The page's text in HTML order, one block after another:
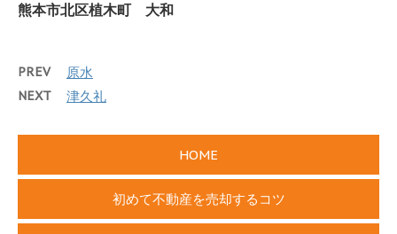
熊本市北区植木町 大和
PREV 原水
NEXT 津久礼
HOME
初めて不動産を売却するコツ